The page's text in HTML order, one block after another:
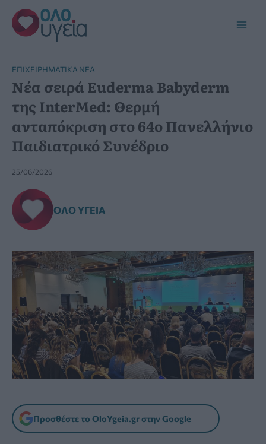
Μετάβαση
στο
περιεχόμενο
ΕΠΙΧΕΙΡΗΜΑΤΙΚΆ ΝΈΑ
Νέα σειρά Euderma Babyderm
της InterMed: Θερμή
ανταπόκριση στο 64ο Πανελλήνιο
Παιδιατρικό Συνέδριο
25/06/2026
ΌΛΟ ΥΓΕΊΑ
Προσθέστε το OloYgeia.gr στην Google